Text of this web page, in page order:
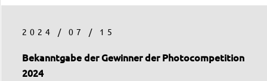
2024 / 07 / 15
Bekanntgabe der Gewinner der Photocompetition
2024